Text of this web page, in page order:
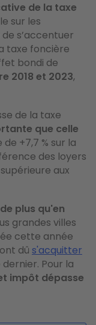
de la taxe
sur les
s’accentuer
taxe foncière
bondi de
2018 et 2023,
de la taxe
que celle
+7,7 % sur la
des loyers
aux
plus qu'en
grandes villes
cette année
dû s'acquitter
Pour la
impôt dépasse